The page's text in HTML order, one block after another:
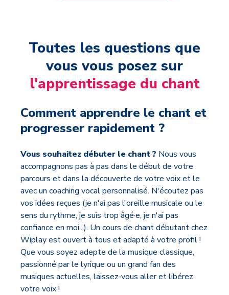
Toutes les questions que
vous vous posez sur
l'apprentissage du chant
Comment apprendre le chant et
progresser rapidement ?
Vous souhaitez débuter le chant ? Nous vous
accompagnons pas à pas dans le début de votre
parcours et dans la découverte de votre voix et le
avec un coaching vocal personnalisé. N'écoutez pas
vos idées reçues (je n'ai pas l'oreille musicale ou le
sens du rythme, je suis trop âgé·e, je n'ai pas
confiance en moi...). Un cours de chant débutant chez
Wiplay est ouvert à tous et adapté à votre profil !
Que vous soyez adepte de la musique classique,
passionné par le lyrique ou un grand fan des
musiques actuelles, laissez-vous aller et libérez
votre voix !